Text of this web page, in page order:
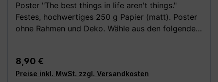
Poster "The best things in life aren't things."
Festes, hochwertiges 250 g Papier (matt). Poster
ohne Rahmen und Deko. Wähle aus den folgenden
42 cm (DIN A3) - 30 x 40 cm - 42 x 59,4 cm (DIN
A2) - 50 x 70 cm (DIN B2) - 59,4 x 84,1 cm (DIN
Regulärer Preis:
8,90 €
Preise inkl. MwSt. zzgl. Versandkosten